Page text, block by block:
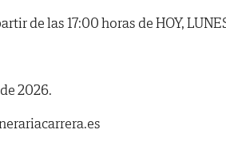
de las 17:00 horas de HOY,
2026.